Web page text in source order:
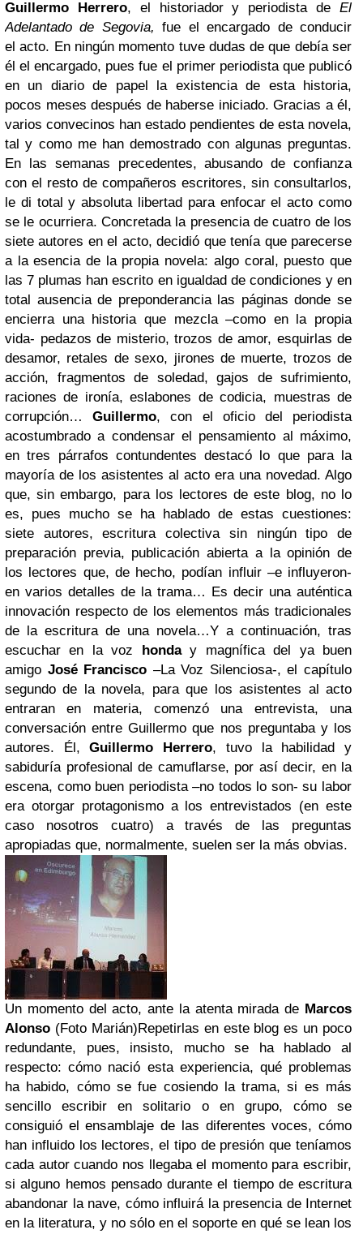
Guillermo Herrero, el historiador y periodista deEl
Adelantado de Segovia,fue el encargado de conducir
el acto. En ningún momento tuve dudas de que debía ser
él el encargado, pues fue el primer periodista que publicó
en un diario de papel la existencia de esta historia,
pocos meses después de haberse iniciado. Gracias a él,
varios convecinos han estado pendientes de esta novela,
tal y como me han demostrado con algunas preguntas.
En las semanas precedentes, abusando de confianza
con el resto de compañeros escritores, sin consultarlos,
le di total y absoluta libertad para enfocar el acto como
se le ocurriera. Concretada la presencia de cuatro de los
siete autores en el acto, decidió que tenía que parecerse
a la esencia de la propia novela: algo coral, puesto que
las 7 plumas han escrito en igualdad de condiciones y en
total ausencia de preponderancia las páginas donde se
encierra una historia que mezcla –como en la propia
vida- pedazos de misterio, trozos de amor, esquirlas de
desamor, retales de sexo, jirones de muerte, trozos de
acción, fragmentos de soledad, gajos de sufrimiento,
raciones de ironía, eslabones de codicia, muestras de
corrupción…Guillermo, con el oficio del periodista
acostumbrado a condensar el pensamiento al máximo,
en tres párrafos contundentes destacó lo que para la
mayoría de los asistentes al acto era una novedad. Algo
que, sin embargo, para los lectores de este blog, no lo
es, pues mucho se ha hablado de estas cuestiones:
siete autores, escritura colectiva sin ningún tipo de
preparación previa, publicación abierta a la opinión de
los lectores que, de hecho, podían influir –e influyeron-
en varios detalles de la trama… Es decir una auténtica
innovación respecto de los elementos más tradicionales
de la escritura de una novela…Y a continuación, tras
escuchar en la voz honday magnífica del ya buen
amigo José Francisco –La Voz Silenciosa-, el capítulo
segundo de la novela, para que los asistentes al acto
entraran en materia, comenzó una entrevista, una
conversación entre Guillermo que nos preguntaba y los
autores. Él,Guillermo Herrero, tuvo la habilidad y
sabiduría profesional de camuflarse, por así decir, en la
escena, como buen periodista –no todos lo son- su labor
era otorgar protagonismo a los entrevistados (en este
caso nosotros cuatro) a través de las preguntas
apropiadas que, normalmente, suelen ser la más obvias.
Un momento del acto, ante la atenta mirada de Marcos
Alonso (Foto Marián)Repetirlas en este blog es un poco
redundante, pues, insisto, mucho se ha hablado al
respecto: cómo nació esta experiencia, qué problemas
ha habido, cómo se fue cosiendo la trama, si es más
sencillo escribir en solitario o en grupo, cómo se
consiguió el ensamblaje de las diferentes voces, cómo
han influido los lectores, el tipo de presión que teníamos
cada autor cuando nos llegaba el momento para escribir,
si alguno hemos pensado durante el tiempo de escritura
abandonar la nave, cómo influirá la presencia de Internet
en la literatura, y no sólo en el soporte en qué se lean los